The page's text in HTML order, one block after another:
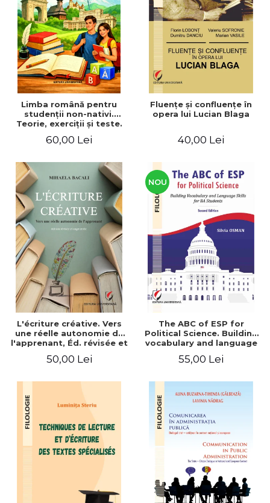
ADMINISTRATIVE
ȘTIINȚE ECONOMICE
ȘTIINȚE EXACTE
EDUCAȚIE FIZICĂ ȘI SPORT
PREUNIVERSITARIA
TIMP LIBER
ÎN CURS DE APARIȚIE
NOUTĂȚI
PACHETE DE STUDIU
ULTIMELE EXEMPLARE
Cum Cumpăr
Livrare
Politica de Retur
Formular de Retur
Distribuitori
Limba română pentru
studenţii non-nativi.
Teorie, exerciţii şi teste.
60,00 Lei
Fluenţe şi confluenţe în
opera lui Lucian Blaga
40,00 Lei
L'écriture créative. Vers
une réelle autonomie de
l'apprenant, Éd. révisée et
50,00 Lei
NOU
The ABC of ESP for
Political Science. Building
vocabulary and language
55,00 Lei